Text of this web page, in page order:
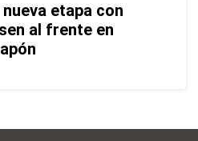
etapa con
al frente en